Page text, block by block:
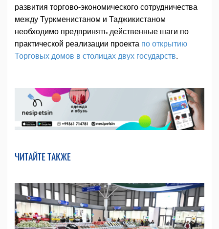
развития торгово-экономического сотрудничества
между Туркменистаном и Таджикистаном
необходимо предпринять действенные шаги по
практической реализации проекта по открытию
Торговых домов в столицах двух государств.
ЧИТАЙТЕ ТАКЖЕ